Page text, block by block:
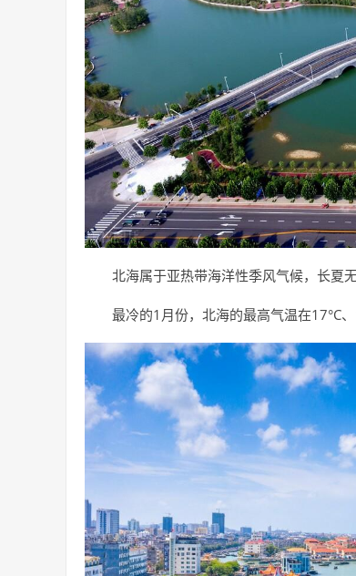
北海属于亚热带海洋性季风气候，长夏
最冷的1月份，北海的最高气温在17°C